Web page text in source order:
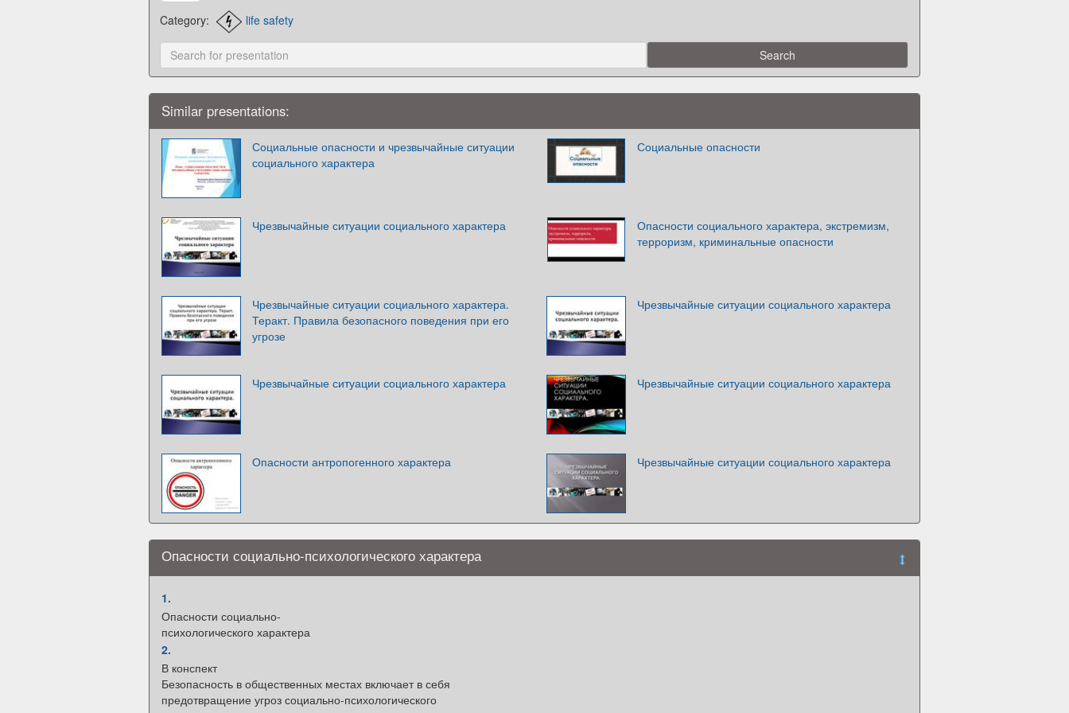
Category: life safety
Similar presentations:
Социальные опасности и чрезвычайные ситуации
социального характера
Социальные опасности
Чрезвычайные ситуации социального характера
Опасности социального характера, экстремизм,
терроризм, криминальные опасности
Чрезвычайные ситуации социального характера.
Теракт. Правила безопасного поведения при его
угрозе
Чрезвычайные ситуации социального характера
Чрезвычайные ситуации социального характера Чрезвычайные ситуации социального характера
Опасности антропогенного характера Чрезвычайные ситуации социального характера
Опасности социально-психологического характера
1.
Опасности социально-
психологического характера
2.
В конспект
Безопасность в общественных местах включает в себя
предотвращение угроз социально-психологического